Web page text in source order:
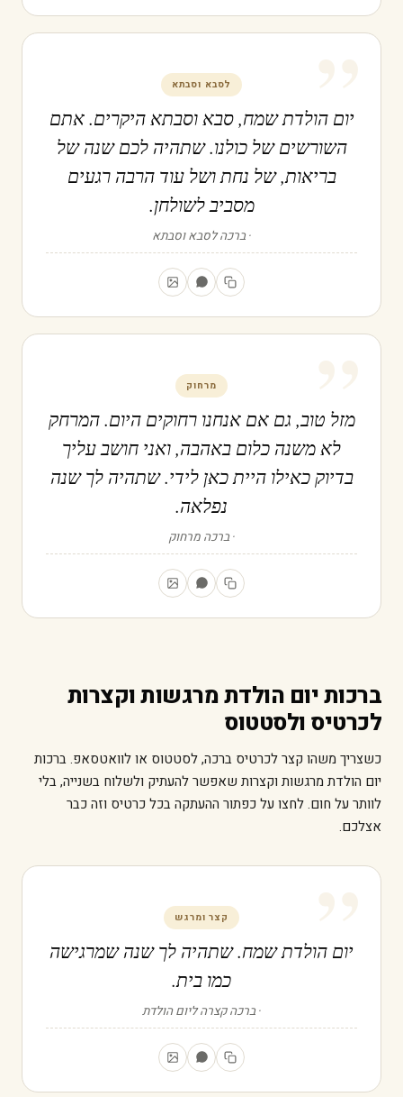
” לסבא וסבתא
יום הולדת שמח, סבא וסבתא היקרים. אתם
השורשים של כולנו. שתהיה לכם שנה של
בריאות, של נחת ושל עוד הרבה רגעים
מסביב לשולחן.
ברכה לסבא וסבתא
” מרחוק
מזל טוב, גם אם אנחנו רחוקים היום. המרחק
לא משנה כלום באהבה, ואני חושב עליך
בדיוק כאילו היית כאן לידי. שתהיה לך שנה
נפלאה.
ברכה מרחוק
ברכות יום הולדת מרגשות וקצרות
לכרטיס ולסטטוס
כשצריך משהו קצר לכרטיס ברכה, לסטטוס או לוואטסאפ. ברכות
יום הולדת מרגשות וקצרות שאפשר להעתיק ולשלוח בשנייה, בלי
לוותר על חום. לחצו על כפתור ההעתקה בכל כרטיס וזה כבר
אצלכם.
” קצר ומרגש
יום הולדת שמח. שתהיה לך שנה שמרגישה
כמו בית.
ברכה קצרה ליום הולדת